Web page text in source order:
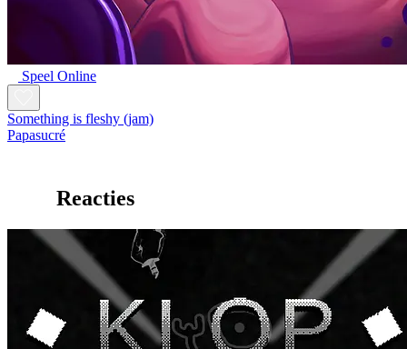
Speel Online
Something is fleshy (jam)
Papasucré
Reacties